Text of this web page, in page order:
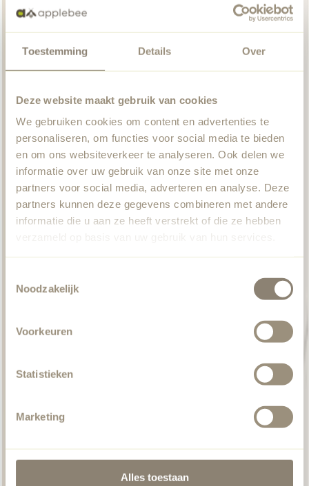
Toestemming Details Over
Deze website maakt gebruik van cookies
We gebruiken cookies om content en advertenties te
personaliseren, om functies voor social media te bieden
en om ons websiteverkeer te analyseren. Ook delen we
informatie over uw gebruik van onze site met onze
partners voor social media, adverteren en analyse. Deze
partners kunnen deze gegevens combineren met andere
informatie die u aan ze heeft verstrekt of die ze hebben
verzameld op basis van uw gebruik van hun services.
Noodzakelijk
Voorkeuren
Statistieken
Marketing
Alles toestaan
Outdoor-Teppiche